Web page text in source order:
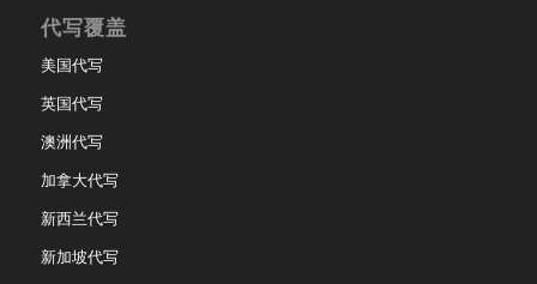
代写覆盖
美国代写
英国代写
澳洲代写
加拿大代写
新西兰代写
新加坡代写